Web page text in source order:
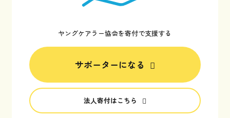
ヤングケアラー協会を寄付で支援する
サポーターになる
法人寄付はこちら